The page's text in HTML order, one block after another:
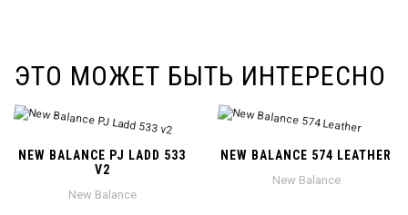
ЭТО МОЖЕТ БЫТЬ ИНТЕРЕСНО
NEW BALANCE PJ LADD 533
V2
New Balance
NEW BALANCE 574 LEATHER
New Balance